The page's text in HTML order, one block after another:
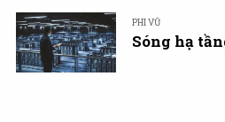
PHI VŨ
Sóng hạ